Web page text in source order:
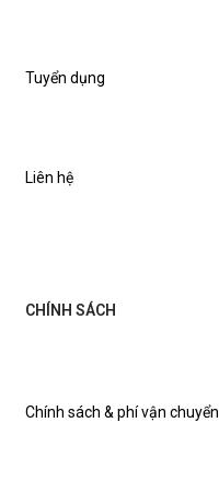
Tuyển dụng
Liên hệ
CHÍNH SÁCH
Chính sách & phí vận chuyển